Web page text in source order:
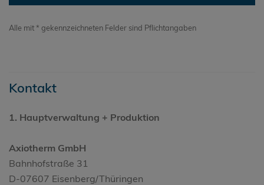
Alle mit * gekennzeichneten Felder sind Pflichtangaben
Kontakt
1. Hauptverwaltung + Produktion
Axiotherm GmbH
Bahnhofstraße 31
D-07607 Eisenberg/Thüringen